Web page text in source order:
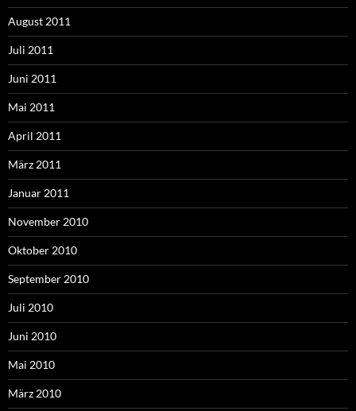
August 2011
Juli 2011
Juni 2011
Mai 2011
April 2011
März 2011
Januar 2011
November 2010
Oktober 2010
September 2010
Juli 2010
Juni 2010
Mai 2010
März 2010